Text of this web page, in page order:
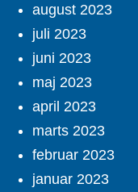
august 2023
juli 2023
juni 2023
maj 2023
april 2023
marts 2023
februar 2023
januar 2023